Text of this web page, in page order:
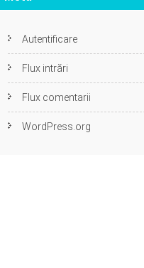
Autentificare
Flux intrări
Flux comentarii
WordPress.org